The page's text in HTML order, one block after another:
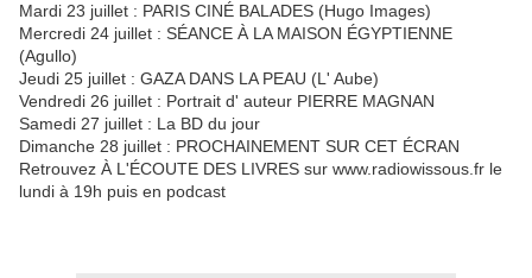
Mardi 23 juillet : PARIS CINÉ BALADES (Hugo Images)
Mercredi 24 juillet : SÉANCE À LA MAISON ÉGYPTIENNE
(Agullo)
Jeudi 25 juillet : GAZA DANS LA PEAU (L' Aube)
Vendredi 26 juillet : Portrait d' auteur PIERRE MAGNAN
Samedi 27 juillet : La BD du jour
Dimanche 28 juillet : PROCHAINEMENT SUR CET ÉCRAN
Retrouvez À L'ÉCOUTE DES LIVRES sur www.radiowissous.fr le
lundi à 19h puis en podcast